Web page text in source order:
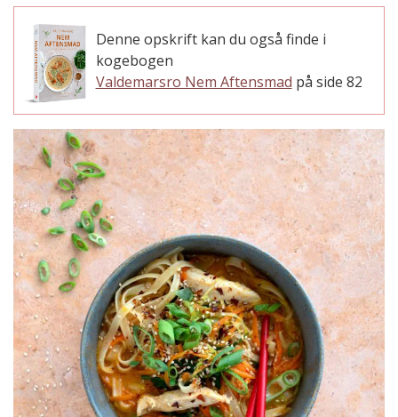
Denne opskrift kan du også finde i
kogebogen
Valdemarsro Nem Aftensmad på side 82